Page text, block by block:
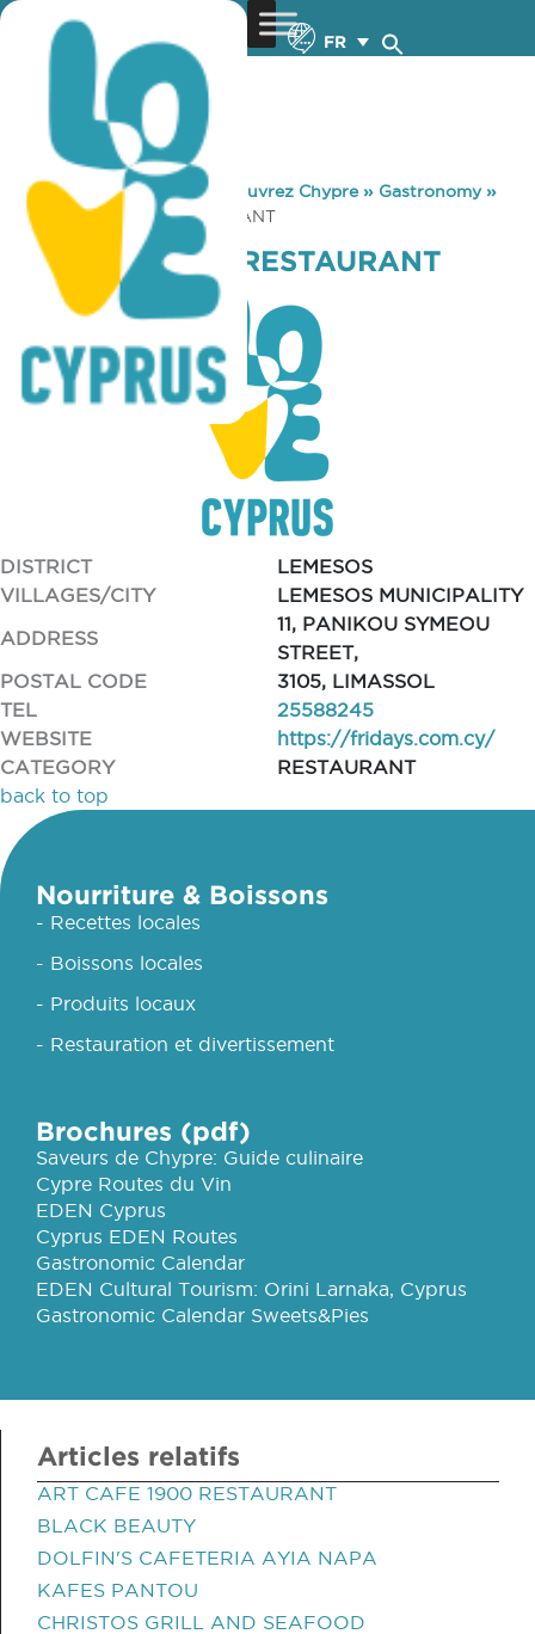
FR
You are here: Home »Découvrez Chypre» Gastronomy»
TERRY’S PLACE RESTAURANT
TERRY’S PLACE RESTAURANT
DISTRICT
LEMESOS
VILLAGES/CITY
LEMESOS MUNICIPALITY
ADDRESS
11, PANIKOU SYMEOU
STREET,
POSTAL CODE
3105, LIMASSOL
TEL
25588245
WEBSITE
https://fridays.com.cy/
CATEGORY
RESTAURANT
back to top
Nourriture & Boissons
- Recettes locales
- Boissons locales
- Produits locaux
- Restauration et divertissement
Brochures (pdf)
Saveurs de Chypre: Guide culinaire
Cypre Routes du Vin
EDEN Cyprus
Cyprus EDEN Routes
Gastronomic Calendar
EDEN Cultural Tourism: Orini Larnaka, Cyprus
Gastronomic Calendar Sweets&Pies
Articles relatifs
ART CAFE 1900 RESTAURANT
BLACK BEAUTY
DOLFIN'S CAFETERIA AYIA NAPA
KAFES PANTOU
CHRISTOS GRILL AND SEAFOOD